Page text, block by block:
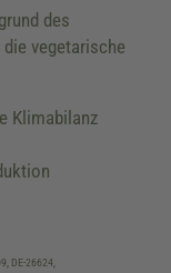
des
vegetarische
Klimabilanz
DE-26624,